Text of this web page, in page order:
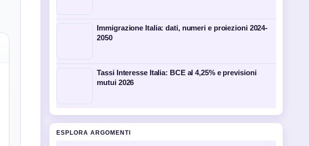
Immigrazione Italia: dati, numeri e proiezioni 2024-
2050
Tassi Interesse Italia: BCE al 4,25% e previsioni
mutui 2026
ESPLORA ARGOMENTI